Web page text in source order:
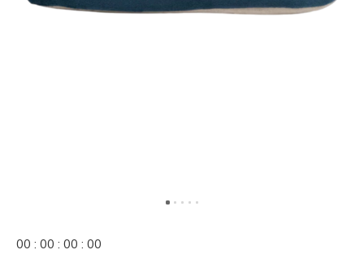
00 : 00 : 00 : 00